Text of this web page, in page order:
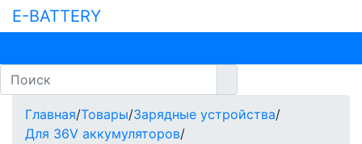
E-BATTERY
Главная/Товары/Зарядные устройства/
Для 36V аккумуляторов/